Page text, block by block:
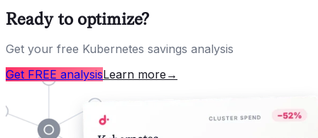
Ready to optimize?
Get your free Kubernetes savings analysis
Get FREE analysisLearn more →